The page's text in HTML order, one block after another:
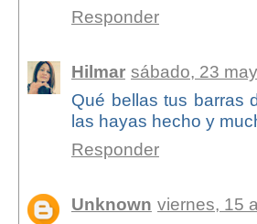
Responder
Hilmar sábado, 23
Qué bellas tus barras
las hayas hecho y
Responder
Unknown viernes, 15